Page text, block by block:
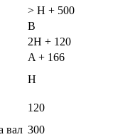
> H + 500
B
2H + 120
A + 166
H
120
вал 300